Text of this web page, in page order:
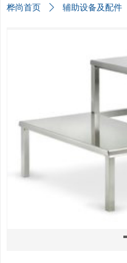
桦尚首页 ꄲ 辅助设备及配件